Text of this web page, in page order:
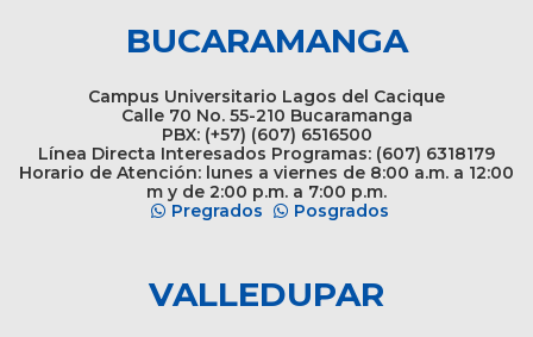
BUCARAMANGA
Campus Universitario Lagos del Cacique
Calle 70 No. 55-210 Bucaramanga
PBX: (+57) (607) 6516500
Línea Directa Interesados Programas: (607) 6318179
Horario de Atención: lunes a viernes de 8:00 a.m. a 12:00
m y de 2:00 p.m. a 7:00 p.m.
Pregrados
Posgrados
VALLEDUPAR